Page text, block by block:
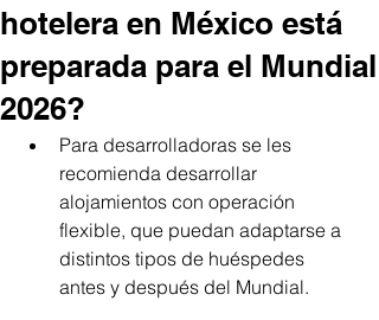
hotelera en México está
preparada para el Mundial
2026?
Para desarrolladoras se les
recomienda desarrollar
alojamientos con operación
flexible, que puedan adaptarse a
distintos tipos de huéspedes
antes y después del Mundial.